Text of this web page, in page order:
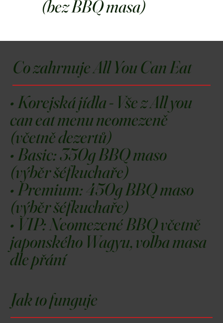
(bez BBQ masa)
Co zahrnuje All You Can Eat
• Korejská jídla - Vše z All you
can eat menu neomezeně
(včetně dezertů)
• Basic:350g BBQ maso
(výběr šéfkuchaře)
• Premium:450g BBQ maso
(výběr šéfkuchaře)
• VIP:Neomezené BBQ včetně
japonského Wagyu, volba masa
dle přání
Jak to funguje